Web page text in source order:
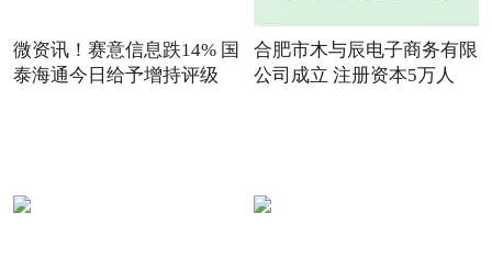
微资讯！赛意信息跌14% 国
泰海通今日给予增持评级
合肥市木与辰电子商务有限
公司成立 注册资本5万人